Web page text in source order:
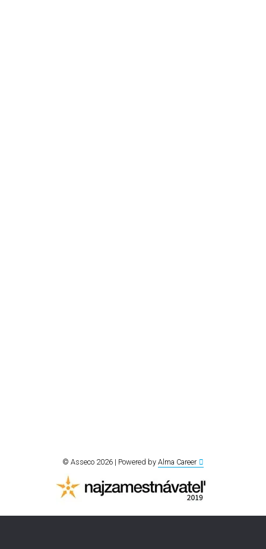
© Asseco 2026 | Powered by Alma Career